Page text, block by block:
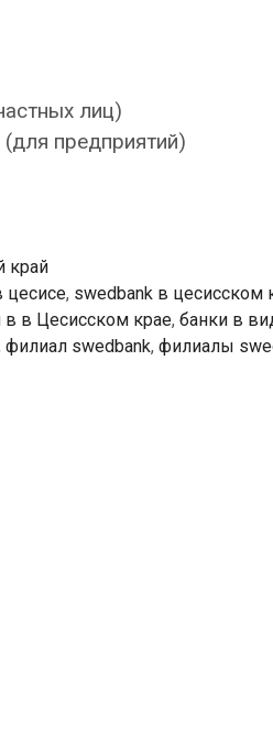
лиц)
предприятий)
край
цесисе, swedbank в цесисском
в в Цесисском крае, банки в
филиал swedbank, филиалы